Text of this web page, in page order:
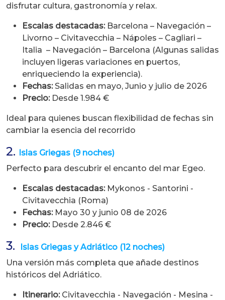
disfrutar cultura, gastronomía y relax.
Escalas destacadas:Barcelona – Navegación –
Livorno – Civitavecchia – Nápoles – Cagliari –
Italia – Navegación – Barcelona (Algunas salidas
incluyen ligeras variaciones en puertos,
enriqueciendo la experiencia).
Fechas:Salidas en mayo, Junio y julio de 2026
Precio:Desde 1.984 €
Ideal para quienes buscan flexibilidad de fechas sin
cambiar la esencia del recorrido
2. Islas Griegas (9 noches)
Perfecto para descubrir el encanto del mar Egeo.
Escalas destacadas:Mykonos - Santorini -
Civitavecchia (Roma)
Fechas:Mayo 30 y junio 08 de 2026
Precio:Desde 2.846 €
3.
Islas Griegas y Adriático (12 noches)
Una versión más completa que añade destinos
históricos del Adriático.
Itinerario:Civitavecchia - Navegación - Mesina -